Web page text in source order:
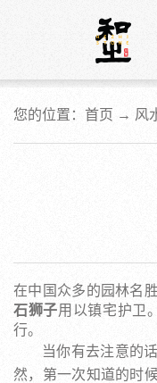
您的位置：首页 → 风
在中国众多的园林名
石狮子用以镇宅护卫
行。
当你有去注意的
然，第一次知道的时